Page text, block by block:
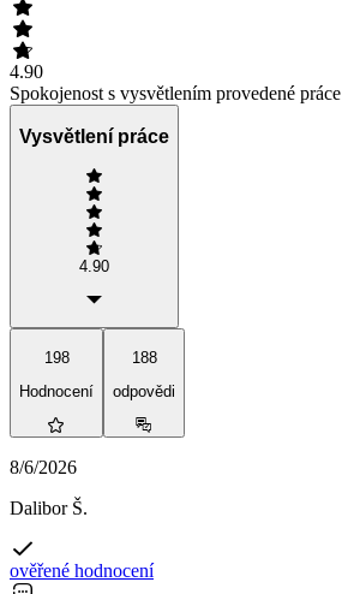
4.90
Spokojenost s vysvětlením provedené práce
Vysvětlení práce
4.90
198
Hodnocení
188
odpovědi
8/6/2026
Dalibor Š.
ověřené hodnocení